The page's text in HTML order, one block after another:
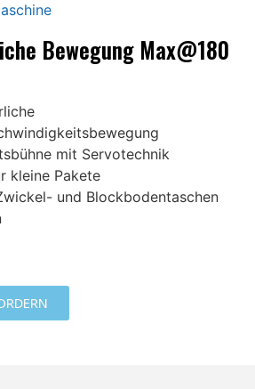
Bewegung Max@180
mit Servotechnik
kleine Pakete
und Blockbodentaschen